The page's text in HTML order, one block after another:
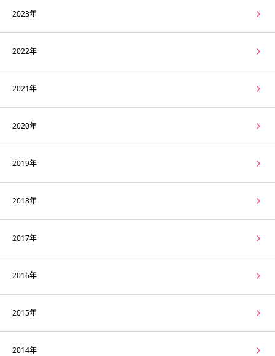
2023年
2022年
2021年
2020年
2019年
2018年
2017年
2016年
2015年
2014年